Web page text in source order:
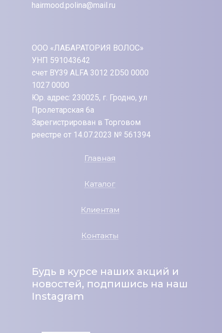
hairmood.polina@mail.ru
ООО «ЛАБАРАТОРИЯ ВОЛОС»
УНП 591043642
счет BY39 ALFA 3012 2D50 0000
1027 0000
Юр. адрес: 230025, г. Гродно, ул
Пролетарская 6а
Зарегистрирован в Торговом
реестре от 14.07.2023 № 561394
Главная
Каталог
Клиентам
Контакты
Будь в курсе наших акций и
новостей, подпишись на наш
Instagram